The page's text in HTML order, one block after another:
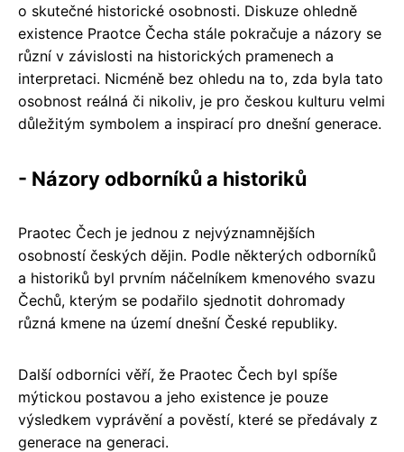
o skutečné historické osobnosti. Diskuze ohledně
existence Praotce Čecha stále pokračuje a názory se
různí v závislosti na historických pramenech a
interpretaci. Nicméně bez ohledu na to, zda byla tato
osobnost reálná či nikoliv, je pro českou kulturu velmi
důležitým symbolem a inspirací pro dnešní generace.
- Názory odborníků a historiků
Praotec Čech je jednou z nejvýznamnějších
osobností českých dějin. Podle některých odborníků
a historiků byl prvním náčelníkem kmenového svazu
Čechů, kterým se podařilo sjednotit dohromady
různá kmene na území dnešní České republiky.
Další odborníci věří, že Praotec Čech byl spíše
mýtickou postavou a jeho existence je pouze
výsledkem vyprávění a pověstí, které se předávaly z
generace na generaci.